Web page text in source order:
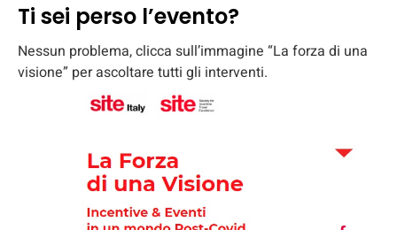
Ti sei perso l’evento?
Nessun problema, clicca sull’immagine “La forza di una
visione” per ascoltare tutti gli interventi.